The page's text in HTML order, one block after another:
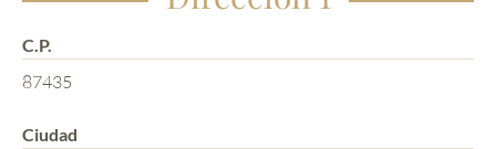
C.P.
87435
Ciudad